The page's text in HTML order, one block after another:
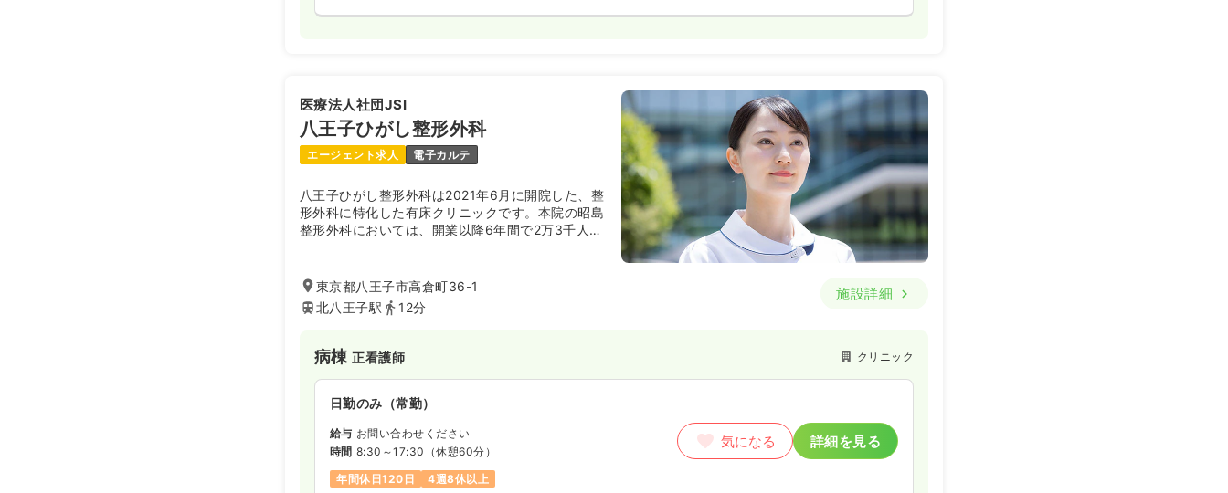
医療法人社団JSI
八王子ひがし整形外科
エージェント求人 電子カルテ
八王子ひがし整形外科は2021年6月に開院した、整
形外科に特化した有床クリニックです。本院の昭島
整形外科においては、開業以降6年間で2万3千人以
節外科に特化しており、実績豊富な専門医が質の高
い治療を行っています。
東京都八王子市高倉町36-1
北八王子駅
12分
施設詳細
病棟正看護師 クリニック
日勤のみ（常勤）
給与 お問い合わせください
時間 8:30～17:30 （休憩60分）
年間休日120日
4週8休以上
気になる 詳細を見る